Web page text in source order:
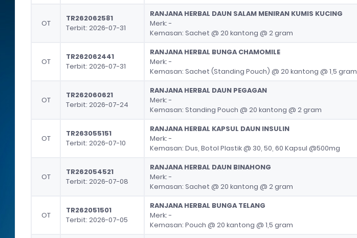
OT
TR262062581
Terbit: 2026-07-31
RANJANA HERBAL DAUN SALAM MENIRAN KUMIS KUCING
Merk: -
Kemasan: Sachet @ 20 kantong @ 2 gram
OT
TR262062441
Terbit: 2026-07-31
RANJANA HERBAL BUNGA CHAMOMILE
Merk: -
Kemasan: Sachet (Standing Pouch) @ 20 kantong @ 1,5 gram
OT
TR262060621
Terbit: 2026-07-24
RANJANA HERBAL DAUN PEGAGAN
Merk: -
Kemasan: Standing Pouch @ 20 kantong @ 2 gram
OT
TR263055151
Terbit: 2026-07-10
RANJANA HERBAL KAPSUL DAUN INSULIN
Merk: -
Kemasan: Dus, Botol Plastik @ 30, 50, 60 Kapsul @500mg
OT
TR262054521
Terbit: 2026-07-08
RANJANA HERBAL DAUN BINAHONG
Merk: -
Kemasan: Sachet @ 20 kantong @ 2 gram
OT
TR262051501
Terbit: 2026-07-05
RANJANA HERBAL BUNGA TELANG
Merk: -
Kemasan: Pouch @ 20 kantong @ 1,5 gram